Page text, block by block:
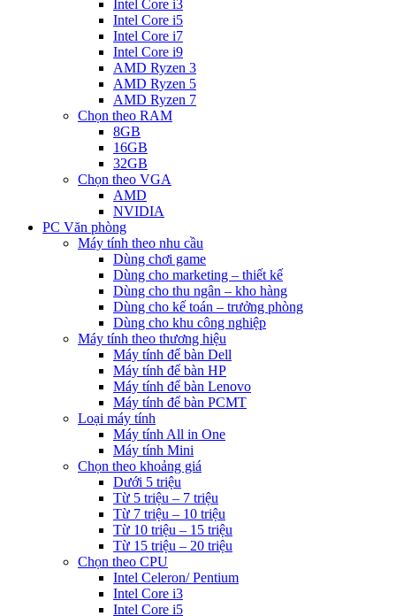
Intel Core i3
Intel Core i5
Intel Core i7
Intel Core i9
AMD Ryzen 3
AMD Ryzen 5
AMD Ryzen 7
Chọn theo RAM
8GB
16GB
32GB
Chọn theo VGA
AMD
NVIDIA
PC Văn phòng
Máy tính theo nhu cầu
Dùng chơi game
Dùng cho marketing – thiết kế
Dùng cho thu ngân – kho hàng
Dùng cho kế toán – trưởng phòng
Dùng cho khu công nghiệp
Máy tính theo thương hiệu
Máy tính để bàn Dell
Máy tính để bàn HP
Máy tính để bàn Lenovo
Máy tính để bàn PCMT
Loại máy tính
Máy tính All in One
Máy tính Mini
Chọn theo khoảng giá
Dưới 5 triệu
Từ 5 triệu – 7 triệu
Từ 7 triệu – 10 triệu
Từ 10 triệu – 15 triệu
Từ 15 triệu – 20 triệu
Chọn theo CPU
Intel Celeron/ Pentium
Intel Core i3
Intel Core i5